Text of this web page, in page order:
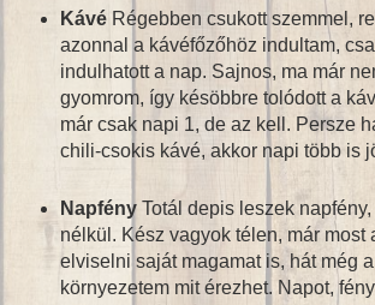
KávéRégebben csukott szemmel,
azonnal a kávéfőzőhöz indultam,
indulhatott a nap. Sajnos, ma már
gyomrom, így késöbbre tolódott a
már csak napi 1, de az kell. Persze
chili-csokis kávé, akkor napi több is
Napfény Totál depis leszek
nélkül. Kész vagyok télen, már most
elviselni saját magamat is, hát még a
környezetem mit érezhet. Napot,